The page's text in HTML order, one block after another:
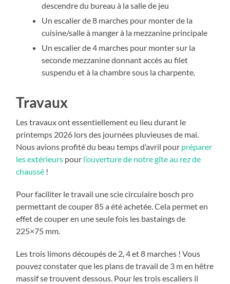
descendre du bureau à la salle de jeu
Un escalier de 8 marches pour monter de la
cuisine/salle à manger à la mezzanine principale
Un escalier de 4 marches pour monter sur la
seconde mezzanine donnant accès au filet
suspendu et à la chambre sous la charpente.
Travaux
Les travaux ont essentiellement eu lieu durant le
printemps 2026 lors des journées pluvieuses de mai.
Nous avions profité du beau temps d’avril pour préparer
les extérieurs pour l’ouverture de notre gîte au rez de
chaussé !
Pour faciliter le travail une scie circulaire bosch pro
permettant de couper 85 a été achetée. Cela permet en
effet de couper en une seule fois les bastaings de
225×75 mm.
Les trois limons découpés de 2, 4 et 8 marches ! Vous
pouvez constater que les plans de travail de 3 m en hêtre
massif se trouvent dessous. Pour les trois escaliers il